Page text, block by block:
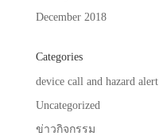
December 2018
Categories
device call and hazard alert
Uncategorized
ข่าวกิจกรรม